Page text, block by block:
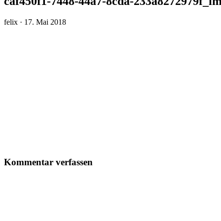
felix · Veröffentlicht
17. Mai 2018
Kommentar verfassen